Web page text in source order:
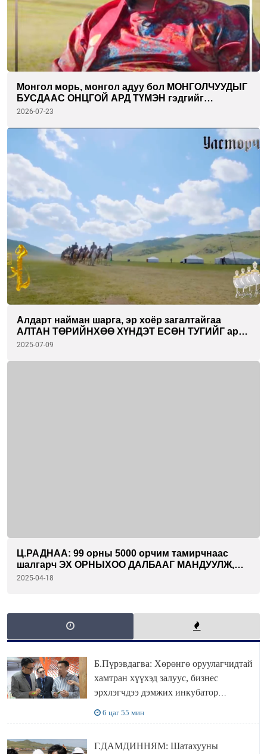
Монгол морь, монгол адуу бол МОНГОЛЧУУДЫГ
БУСДААС ОНЦГОЙ АРД ТҮМЭН гэдгийг
илэрхийлсэн ТАМГА гэж ойлгож болно.
2026-07-23
Алдарт найман шарга, эр хоёр загалтайгаа
АЛТАН ТӨРИЙНХӨӨ ХҮНДЭТ ЕСӨН ТУГИЙГ ард
түмнийхээ өмнө түшихэд бэлэн сойгдлоо
2025-07-09
Ц.РАДНАА: 99 орны 5000 орчим тамирчнаас
шалгарч ЭХ ОРНЫХОО ДАЛБААГ МАНДУУЛЖ,
ТӨРИЙН ДУУЛЛАА ЭГШИГЛҮҮЛЭХ бахархал
2025-04-18
Б.Пүрэвдагва: Хөрөнгө оруулагчидтай
хамтран хүүхэд залуус, бизнес
эрхлэгчдээ дэмжих инкубатор
6 цаг 55 мин
Г.ДАМДИННЯМ: Шатахууны